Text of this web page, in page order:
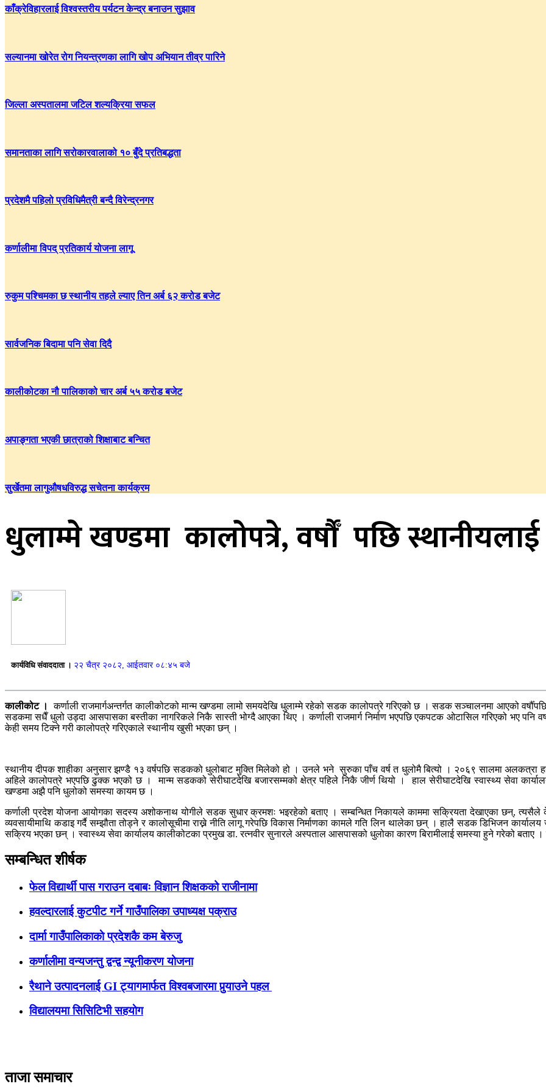
काँक्रेविहारलाई विश्वस्तरीय पर्यटन केन्द्र बनाउन सुझाव
सल्यानमा खोरेत रोग नियन्त्रणका लागि खोप अभियान तीव्र पारिने
जिल्ला अस्पतालमा जटिल शल्यक्रिया सफल
समानताका लागि सरोकारवालाको १० बुँदे प्रतिबद्धता
प्रदेशमै पहिलो प्रविधिमैत्री बन्दै विरेन्द्रनगर
कर्णालीमा विपद् प्रतिकार्य योजना लागू
रुकुम पश्चिमका छ स्थानीय तहले ल्याए तिन अर्ब ६२ करोड बजेट
सार्वजनिक बिदामा पनि सेवा दिदै
कालीकोटका नौ पालिकाको चार अर्ब ५५ करोड बजेट
अपाङ्गता भएकी छात्राको शिक्षाबाट बन्चित
सुर्खेतमा लागुऔषधविरुद्ध सचेतना कार्यक्रम
धुलाम्मे खण्डमा कालोपत्रे, वर्षाैँ पछि
कार्यविधि संवाददाता । २२ चैत्र २०८२, आईतवार ०८:४५ बजे
कालीकोट ।
कर्णाली राजमार्गअन्तर्गत कालीकोटको मान्म खण्डमा लामो समयदेखि धुलाम्मे रहेको सडक कालोपत्रे गरिएको छ । सडक सञ्चालनमा आएको
सडकमा सधैँ धुलो उड्दा आसपासका बस्तीका नागरिकले निकै सास्ती भोग्दै आएका थिए । कर्णाली राजमार्ग निर्माण भएपछि एकपटक ओटासिल गरिएको भए पनि
केही समय टिक्ने गरी कालोपत्रे गरिएकाले स्थानीय खुसी भएका छन् ।
स्थानीय दीपक शाहीका अनुसार झण्डै १३ वर्षपछि सडकको धुलोबाट मुक्ति मिलेको हो । उनले भने सुरुका पाँच वर्ष त धुलोमै बित्यो । २०६९ सालमा अलकत्रा
अहिले कालोपत्रे भएपछि ढुक्क भएको छ । मान्म सडकको सेरीघाटदेखि बजारसम्मको क्षेत्र पहिले निकै जीर्ण थियो । हाल सेरीघाटदेखि स्वास्थ्य सेवा
खण्डमा अझै पनि धुलोको समस्या कायम छ ।
कर्णाली प्रदेश योजना आयोगका सदस्य अशोकनाथ योगीले सडक सुधार क्रमशः भइरहेको बताए । सम्बन्धित निकायले काममा सक्रियता देखाएका छन्,
व्यवसायीमाथि कडाइ गर्दै सम्झौता तोड्ने र कालोसूचीमा राख्ने नीति लागू गरेपछि विकास निर्माणका कामले गति लिन थालेका छन् । हालै सडक डिभिजन कार्यालय
सक्रिय भएका छन् । स्वास्थ्य सेवा कार्यालय कालीकोटका प्रमुख डा. रत्नवीर सुनारले अस्पताल आसपासको धुलोका कारण बिरामीलाई समस्या हुने गरेको बताए
सम्बन्धित शीर्षक
फेल विद्यार्थी पास गराउन दबाबः विज्ञान शिक्षकको राजीनामा
हवल्दारलाई कुटपीट गर्ने गाउँपालिका उपाध्यक्ष पक्राउ
दार्मा गाउँपालिकाकाे प्रदेशकै कम बेरुजु
कर्णालीमा वन्यजन्तु द्वन्द्व न्यूनीकरण योजना
रैथाने उत्पादनलाई GI ट्यागमार्फत विश्वबजारमा पुर्‍याउने पहल
विद्यालयमा सिसिटिभी सहयाेग
ताजा समाचार